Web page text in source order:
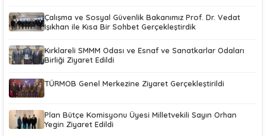
Çalışma ve Sosyal Güvenlik Bakanımız Prof. Dr. Vedat
Işıkhan ile Kısa Bir Sohbet Gerçekleştirdik
Kırklareli SMMM Odası ve Esnaf ve Sanatkarlar Odaları
Birliği Ziyaret Edildi
TÜRMOB Genel Merkezine Ziyaret Gerçekleştirildi
Plan Bütçe Komisyonu Üyesi Milletvekili Sayın Orhan
Yegin Ziyaret Edildi